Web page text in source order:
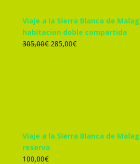
Viaje a la Sierra Blanca de
habitacion doble compartida
305,00€ El
285,00€El
Viaje a la Sierra Blanca de
reserva
100,00€